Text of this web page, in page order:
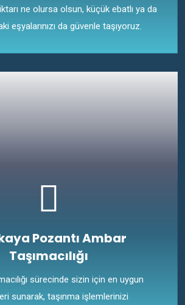
ne olursa olsun, küçük ebatlı ya da
eşyalarınızı da güvenle taşıyoruz.
Pozantı Ambar
Taşımacılığı
sürecinde sizin için en uygun
sunarak, taşınma işlemlerinizi